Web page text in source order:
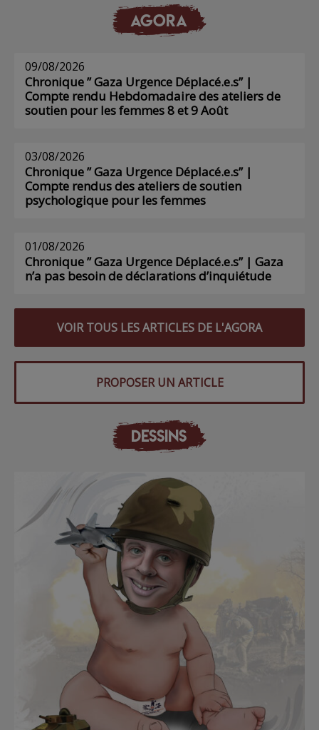
AGORA
09/08/2026
Chronique ” Gaza Urgence Déplacé.e.s” |
Compte rendu Hebdomadaire des ateliers de
soutien pour les femmes 8 et 9 Août
03/08/2026
Chronique ” Gaza Urgence Déplacé.e.s” |
Compte rendus des ateliers de soutien
psychologique pour les femmes
01/08/2026
Chronique ” Gaza Urgence Déplacé.e.s” | Gaza
n’a pas besoin de déclarations d’inquiétude
VOIR TOUS LES ARTICLES DE L'AGORA
PROPOSER UN ARTICLE
DESSINS